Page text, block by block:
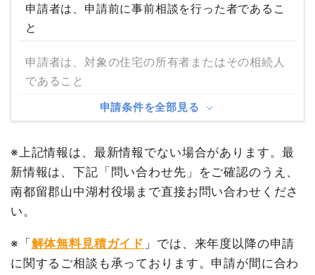
申請者は、申請前に事前相談を行った者であるこ
と
申請者は、対象の住宅の所有者またはその相続人
であること
申請条件を全部見る
※上記情報は、最新情報でない場合があります。最
新情報は、下記「問い合わせ先」をご確認のうえ、
南都留郡山中湖村役場まで直接お問い合わせくださ
い。
※「解体無料見積ガイド 」では、来年度以降の申請
に関するご相談も承っております。申請が間に合わ